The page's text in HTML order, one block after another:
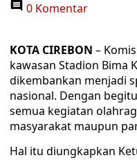
0 Komentar
KOTA CIREBON –
kawasan Stadion Bima
dikembankan menjadi
nasional. Dengan
semua kegiatan
masyarakat maupun
Hal itu diungkapkan